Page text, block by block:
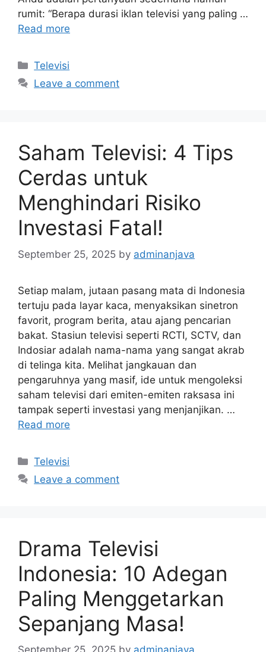
rumit: “Berapa durasi iklan televisi yang paling …
Read more
Categories
Televisi
Leave a comment
Saham Televisi: 4 Tips
Cerdas untuk
Menghindari Risiko
Investasi Fatal!
September 25, 2025 by adminanjava
Setiap malam, jutaan pasang mata di Indonesia
tertuju pada layar kaca, menyaksikan sinetron
favorit, program berita, atau ajang pencarian
bakat. Stasiun televisi seperti RCTI, SCTV, dan
Indosiar adalah nama-nama yang sangat akrab
di telinga kita. Melihat jangkauan dan
pengaruhnya yang masif, ide untuk mengoleksi
saham televisi dari emiten-emiten raksasa ini
tampak seperti investasi yang menjanjikan. …
Read more
Categories
Televisi
Leave a comment
Drama Televisi
Indonesia: 10 Adegan
Paling Menggetarkan
Sepanjang Masa!
September 25, 2025 by adminanjava